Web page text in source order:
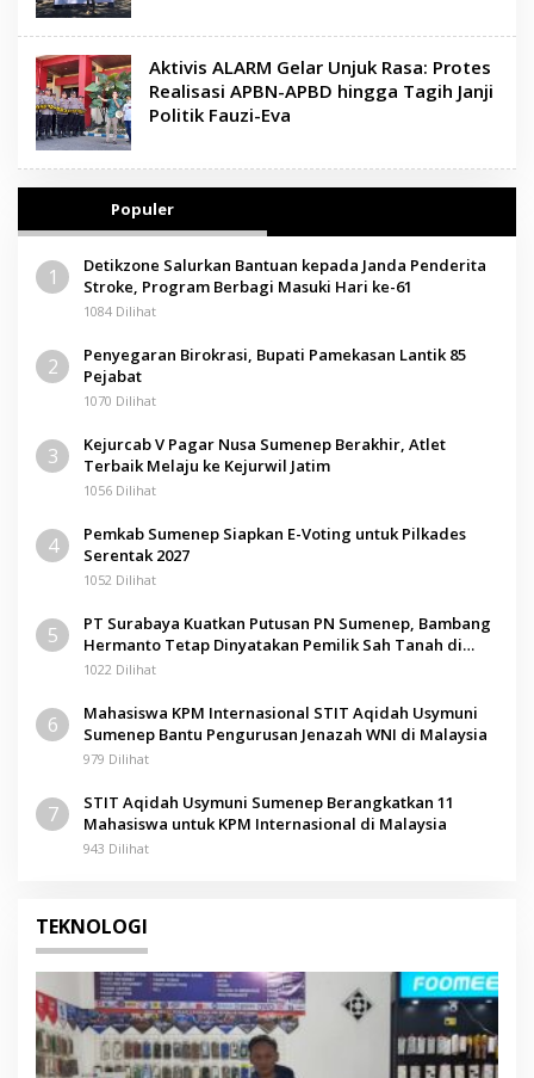
Aktivis ALARM Gelar Unjuk Rasa: Protes
Realisasi APBN-APBD hingga Tagih Janji
Politik Fauzi-Eva
Populer
1
Detikzone Salurkan Bantuan kepada Janda Penderita
Stroke, Program Berbagi Masuki Hari ke-61
1084 Dilihat
2
Penyegaran Birokrasi, Bupati Pamekasan Lantik 85
Pejabat
1070 Dilihat
3
Kejurcab V Pagar Nusa Sumenep Berakhir, Atlet
Terbaik Melaju ke Kejurwil Jatim
1056 Dilihat
4
Pemkab Sumenep Siapkan E-Voting untuk Pilkades
Serentak 2027
1052 Dilihat
5
PT Surabaya Kuatkan Putusan PN Sumenep, Bambang
Hermanto Tetap Dinyatakan Pemilik Sah Tanah di
Pamolokan
1022 Dilihat
6
Mahasiswa KPM Internasional STIT Aqidah Usymuni
Sumenep Bantu Pengurusan Jenazah WNI di Malaysia
979 Dilihat
7
STIT Aqidah Usymuni Sumenep Berangkatkan 11
Mahasiswa untuk KPM Internasional di Malaysia
943 Dilihat
TEKNOLOGI